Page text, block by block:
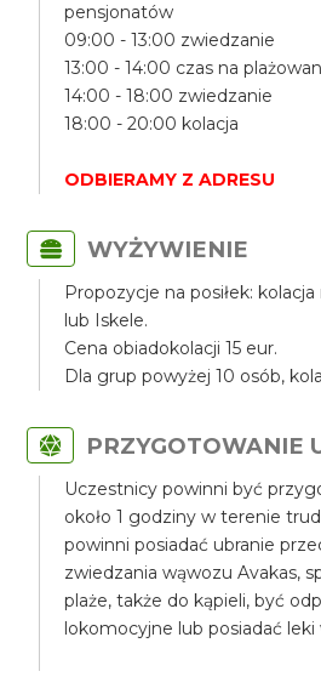
pensjonatów
09:00 - 13:00 zwiedzanie
13:00 - 14:00 czas na
14:00 - 18:00 zwiedzanie
18:00 - 20:00 kolacja
ODBIERAMY Z ADRESU
WYŻYWIENIE
Propozycje na posiłek:
lub Iskele.
Cena obiadokolacji 15 eur.
Dla grup powyżej 10 osób,
PRZYGOTOWANIE
Uczestnicy powinni być
około 1 godziny w terenie
powinni posiadać ubranie
zwiedzania wąwozu Avakas,
plaże, także do kąpieli, być
lokomocyjne lub posiadać